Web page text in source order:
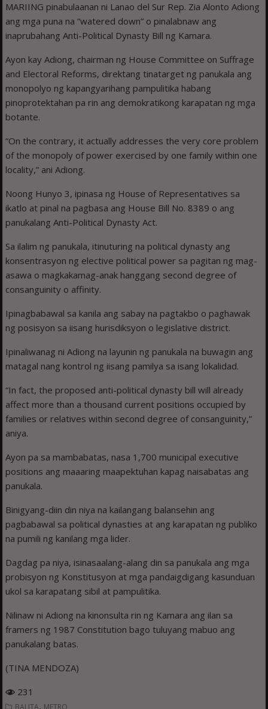
MARIING pinabulaanan ni Lanao del Sur Rep. Zia Alonto Adiong
ang mga puna na “watered down” o pinalabnaw ang
inaprubahang Anti-Political Dynasty Bill ng Kamara.
Ayon kay Adiong, chairman ng House Committee on Suffrage
and Electoral Reforms, direktang tinatarget ng panukala ang
monopolyo ng kapangyarihang pampulitika habang
pinoprotektahan pa rin ang demokratikong karapatan ng mga
botante.
“On the contrary, it actually addresses the very core problem
of the monopoly of power exercised by one family within one
locality,” ani Adiong.
Noong Hunyo 3, ipinasa ng House of Representatives sa
ikatlo at pinal na pagbasa ang House Bill No. 8389 o ang
panukalang Anti-Political Dynasty Act.
Sa ilalim ng panukala, itinuturing na political dynasty ang
konsentrasyon ng elective political power sa pagitan ng mag-
asawa o magkakamag-anak hanggang second degree of
consanguinity o affinity.
Ipinagbabawal sa kanila ang sabay na pagtakbo o paghawak
ng posisyon sa iisang hurisdiksyon o legislative district.
Ipinaliwanag ni Adiong na layunin ng panukala na buwagin ang
matagal nang kontrol ng iisang pamilya sa isang lokalidad.
“In fact, the proposed anti-political dynasty bill will already
affect more than a thousand current positions occupied by
families or relatives within second degree of consanguinity,”
aniya.
Ayon pa sa mambabatas, nasa 1,700 municipal executive
positions ang maaaring maapektuhan kapag naisabatas ang
panukala.
Binigyang-diin din niya na kailangang balansehin ang
pagbabawal sa political dynasties at ang karapatan ng publiko
na pumili ng kanilang mga lider.
Dagdag pa niya, isinasaalang-alang din sa panukala ang mga
probisyon ng Konstitusyon at mga pandaigdigang kasunduan
ukol sa karapatang sibil at pampulitika.
Nilinaw ni Adiong na kinonsulta rin ng Kamara ang ilan sa
framers ng 1987 Constitution bago tuluyang mabuo ang
panukalang batas.
(TINA MENDOZA)
231
,